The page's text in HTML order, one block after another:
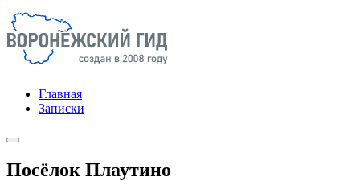
Главная
Записки
Посёлок Плаутино